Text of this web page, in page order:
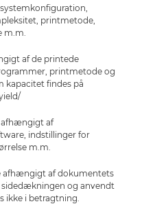
printmetode,
m.m.
af de printede
printmetode og
kapacitet findes på
afhængigt af
indstillinger for
m.m.
afhængigt af dokumentets
og anvendt
ikke i betragtning.